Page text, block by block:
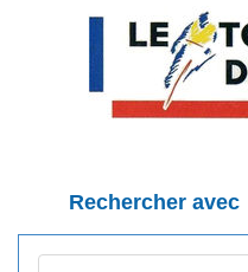
Rechercher avec